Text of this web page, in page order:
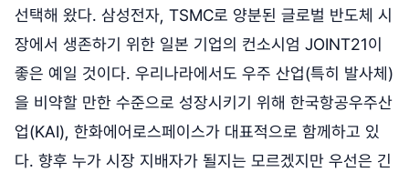
선택해 왔다. 삼성전자, TSMC로 양분된 글로벌 반도체 시
장에서 생존하기 위한 일본 기업의 컨소시엄 JOINT21이
좋은 예일 것이다. 우리나라에서도 우주 산업(특히 발사체)
을 비약할 만한 수준으로 성장시키기 위해 한국항공우주산
업(KAI), 한화에어로스페이스가 대표적으로 함께하고 있
다. 향후 누가 시장 지배자가 될지는 모르겠지만 우선은 긴